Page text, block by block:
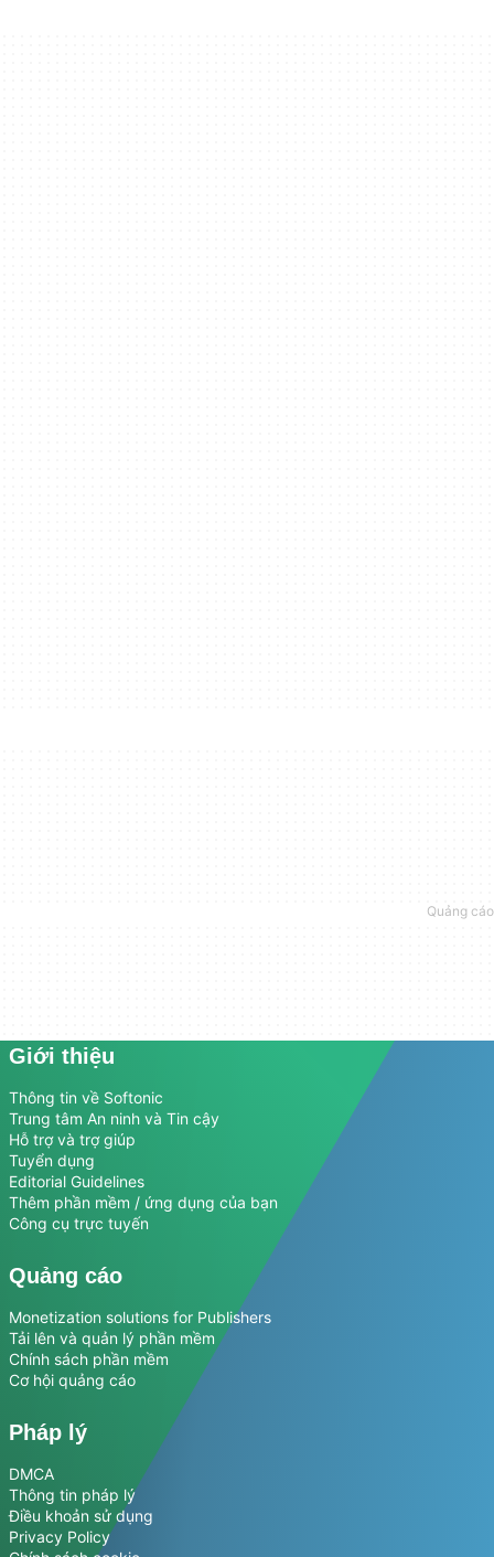
Giới thiệu
Thông tin về Softonic
Trung tâm An ninh và Tin cậy
Hỗ trợ và trợ giúp
Tuyển dụng
Editorial Guidelines
Thêm phần mềm / ứng dụng của bạn
Công cụ trực tuyến
Quảng cáo
Monetization solutions for Publishers
Tải lên và quản lý phần mềm
Chính sách phần mềm
Cơ hội quảng cáo
Pháp lý
DMCA
Thông tin pháp lý
Điều khoản sử dụng
Privacy Policy